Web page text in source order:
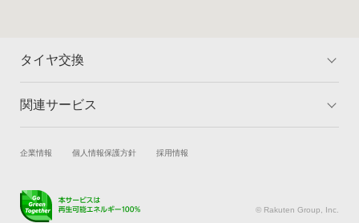
タイヤ交換
トップ
取付店舗を検索 ランキング
関連サービス
試乗・商談 新車購入
キズ修理予約
企業情報 個人情報保護方針 採用情報
© Rakuten Group, Inc.